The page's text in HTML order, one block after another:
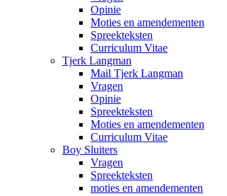
Opinie
Moties en amendementen
Spreekteksten
Curriculum Vitae
Tjerk Langman
Mail Tjerk Langman
Vragen
Opinie
Spreekteksten
Moties en amendementen
Curriculum Vitae
Boy Sluiters
Vragen
Spreekteksten
moties en amendementen